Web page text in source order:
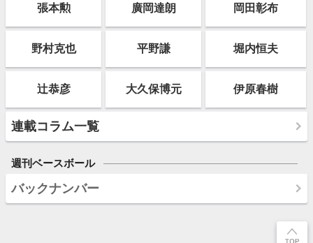
張本勲 廣岡達朗 岡田彰布
野村克也 平野謙 堀内恒夫
辻恭彦 大久保博元 伊原春樹
連載コラム一覧
週刊ベースボール
バックナンバー